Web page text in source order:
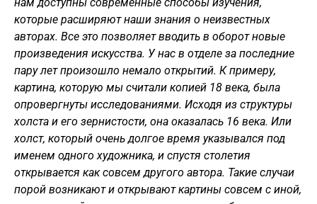
которые расширяют наши знания о неизвестных
авторах. Все это позволяет вводить в оборот новые
произведения искусства. У нас в отделе за последние
пару лет произошло немало открытий. К примеру,
картина, которую мы считали копией 18 века, была
опровергнуты исследованиями. Исходя из структуры
холста и его зернистости, она оказалась 16 века. Или
холст, который очень долгое время указывался под
именем одного художника, и спустя столетия
открывается как совсем другого автора. Такие случаи
порой возникают и открывают картины совсем с иной,